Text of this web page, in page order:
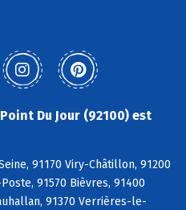
Du Jour (92100) est
91170 Viry-Châtillon, 91200
91570 Bièvres, 91400
91370 Verrières-le-